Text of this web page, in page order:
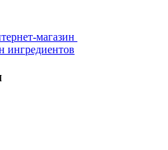
магазин
ингредиентов